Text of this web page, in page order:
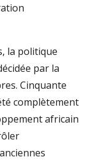
la politique
par la
Cinquante
complètement
africain